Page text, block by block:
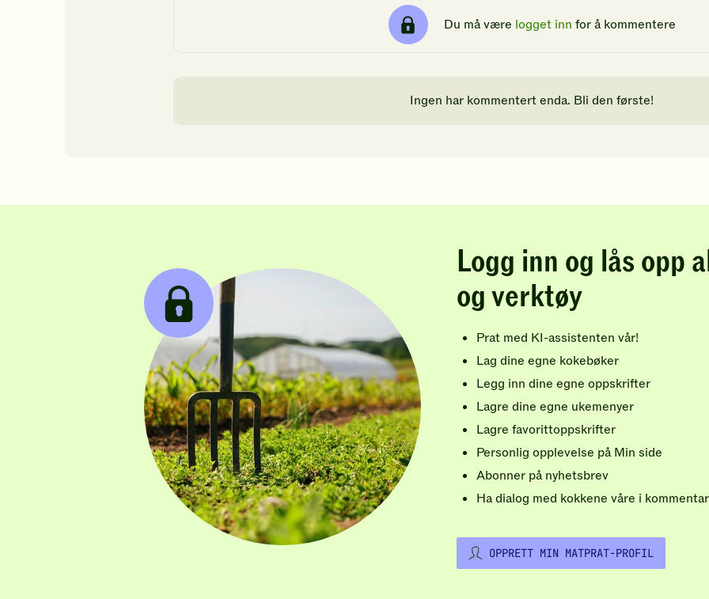
Du må være logget inn for å kommentere
Ingen har kommentert enda. Bli den første!
Logg inn og lås opp
og verktøy
Prat med KI-assistenten vår!
Lag dine egne kokebøker
Legg inn dine egne oppskrifter
Lagre dine egne ukemenyer
Lagre favorittoppskrifter
Personlig opplevelse på Min side
Abonner på nyhetsbrev
Ha dialog med kokkene våre i
OPPRETT MIN MATPRAT-PROFIL